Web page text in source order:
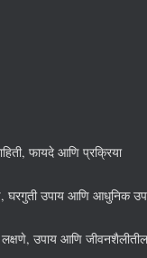
फायदे आणि प्रक्रिया
घरगुती उपाय आणि आधुनिक
उपाय आणि